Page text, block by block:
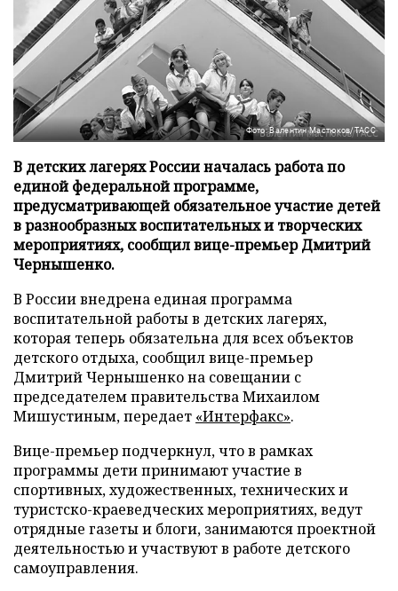
Фото: Валентин Мастюков/ТАСС
В детских лагерях России началась работа по
единой федеральной программе,
предусматривающей обязательное участие детей
в разнообразных воспитательных и творческих
мероприятиях, сообщил вице-премьер Дмитрий
Чернышенко.
В России внедрена единая программа
воспитательной работы в детских лагерях,
которая теперь обязательна для всех объектов
детского отдыха, сообщил вице-премьер
Дмитрий Чернышенко на совещании с
председателем правительства Михаилом
Мишустиным, передает «Интерфакс».
Вице-премьер подчеркнул, что в рамках
программы дети принимают участие в
спортивных, художественных, технических и
туристско-краеведческих мероприятиях, ведут
отрядные газеты и блоги, занимаются проектной
деятельностью и участвуют в работе детского
самоуправления.